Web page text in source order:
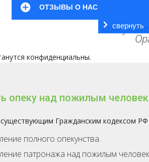
ОТЗЫВЫ О НАС
свернуть
конфиденциальны.
опеку над пожилым
существующим Гражданским кодексом
полного опекунства.
патронажа над пожилым